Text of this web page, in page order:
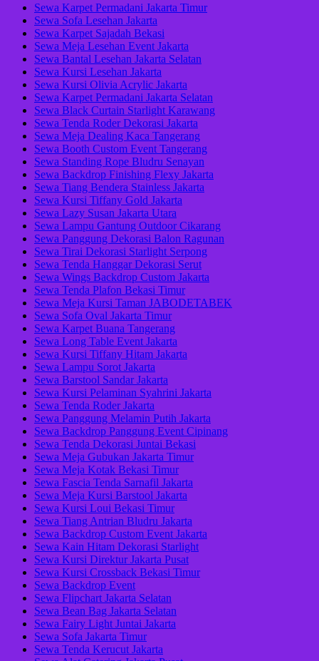
Sewa Karpet Permadani Jakarta Timur
Sewa Sofa Lesehan Jakarta
Sewa Karpet Sajadah Bekasi
Sewa Meja Lesehan Event Jakarta
Sewa Bantal Lesehan Jakarta Selatan
Sewa Kursi Lesehan Jakarta
Sewa Kursi Olivia Acrylic Jakarta
Sewa Karpet Permadani Jakarta Selatan
Sewa Black Curtain Starlight Karawang
Sewa Tenda Roder Dekorasi Jakarta
Sewa Meja Dealing Kaca Tangerang
Sewa Booth Custom Event Tangerang
Sewa Standing Rope Bludru Senayan
Sewa Backdrop Finishing Flexy Jakarta
Sewa Tiang Bendera Stainless Jakarta
Sewa Kursi Tiffany Gold Jakarta
Sewa Lazy Susan Jakarta Utara
Sewa Lampu Gantung Outdoor Cikarang
Sewa Panggung Dekorasi Balon Ragunan
Sewa Tirai Dekorasi Starlight Serpong
Sewa Tenda Hanggar Dekorasi Serut
Sewa Wings Backdrop Custom Jakarta
Sewa Tenda Plafon Bekasi Timur
Sewa Meja Kursi Taman JABODETABEK
Sewa Sofa Oval Jakarta Timur
Sewa Karpet Buana Tangerang
Sewa Long Table Event Jakarta
Sewa Kursi Tiffany Hitam Jakarta
Sewa Lampu Sorot Jakarta
Sewa Barstool Sandar Jakarta
Sewa Kursi Pelaminan Syahrini Jakarta
Sewa Tenda Roder Jakarta
Sewa Panggung Melamin Putih Jakarta
Sewa Backdrop Panggung Event Cipinang
Sewa Tenda Dekorasi Juntai Bekasi
Sewa Meja Gubukan Jakarta Timur
Sewa Meja Kotak Bekasi Timur
Sewa Fascia Tenda Sarnafil Jakarta
Sewa Meja Kursi Barstool Jakarta
Sewa Kursi Loui Bekasi Timur
Sewa Tiang Antrian Bludru Jakarta
Sewa Backdrop Custom Event Jakarta
Sewa Kain Hitam Dekorasi Starlight
Sewa Kursi Direktur Jakarta Pusat
Sewa Kursi Crossback Bekasi Timur
Sewa Backdrop Event
Sewa Flipchart Jakarta Selatan
Sewa Bean Bag Jakarta Selatan
Sewa Fairy Light Juntai Jakarta
Sewa Sofa Jakarta Timur
Sewa Tenda Kerucut Jakarta